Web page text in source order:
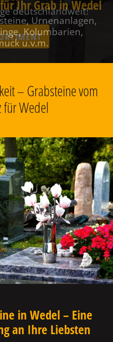
Ihr Grab in Wedel
Urnenanlagen,
Kolumbarien,
u.v.m.
– Grabsteine vom
für Wedel
in Wedel – Eine
an Ihre Liebsten